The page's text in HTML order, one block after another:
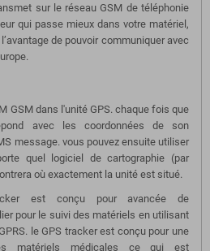
sur le réseau GSM de téléphonie
qui passe mieux dans votre matériel,
de pouvoir communiquer avec
GSM dans l'unité GPS. chaque fois que
avec les coordonnées de son
message. vous pouvez ensuite utiliser
quel logiciel de cartographie (par
où exactement la unité est situé.
est conçu pour avancée de
pour le suivi des matériels en utilisant
le GPS tracker est conçu pour une
matériels médicales ce qui est